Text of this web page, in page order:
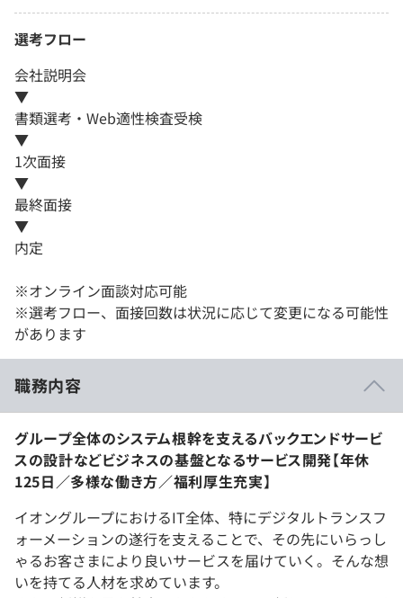
選考フロー
会社説明会
▼
書類選考・Web適性検査受検
▼
1次面接
▼
最終面接
▼
内定
※オンライン面談対応可能
※選考フロー、面接回数は状況に応じて変更になる可能性
があります
職務内容
グループ全体のシステム根幹を支えるバックエンドサービ
スの設計などビジネスの基盤となるサービス開発【年休
125日／多様な働き方／福利厚生充実】
イオングループにおけるIT全体、特にデジタルトランスフ
ォーメーションの遂行を支えることで、その先にいらっし
ゃるお客さまにより良いサービスを届けていく。そんな想
いを持てる人材を求めています。